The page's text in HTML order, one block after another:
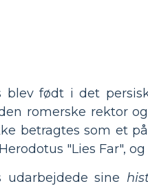
blev født i det
romerske rektor
betragtes som et
"Lies Far",
udarbejdede sine